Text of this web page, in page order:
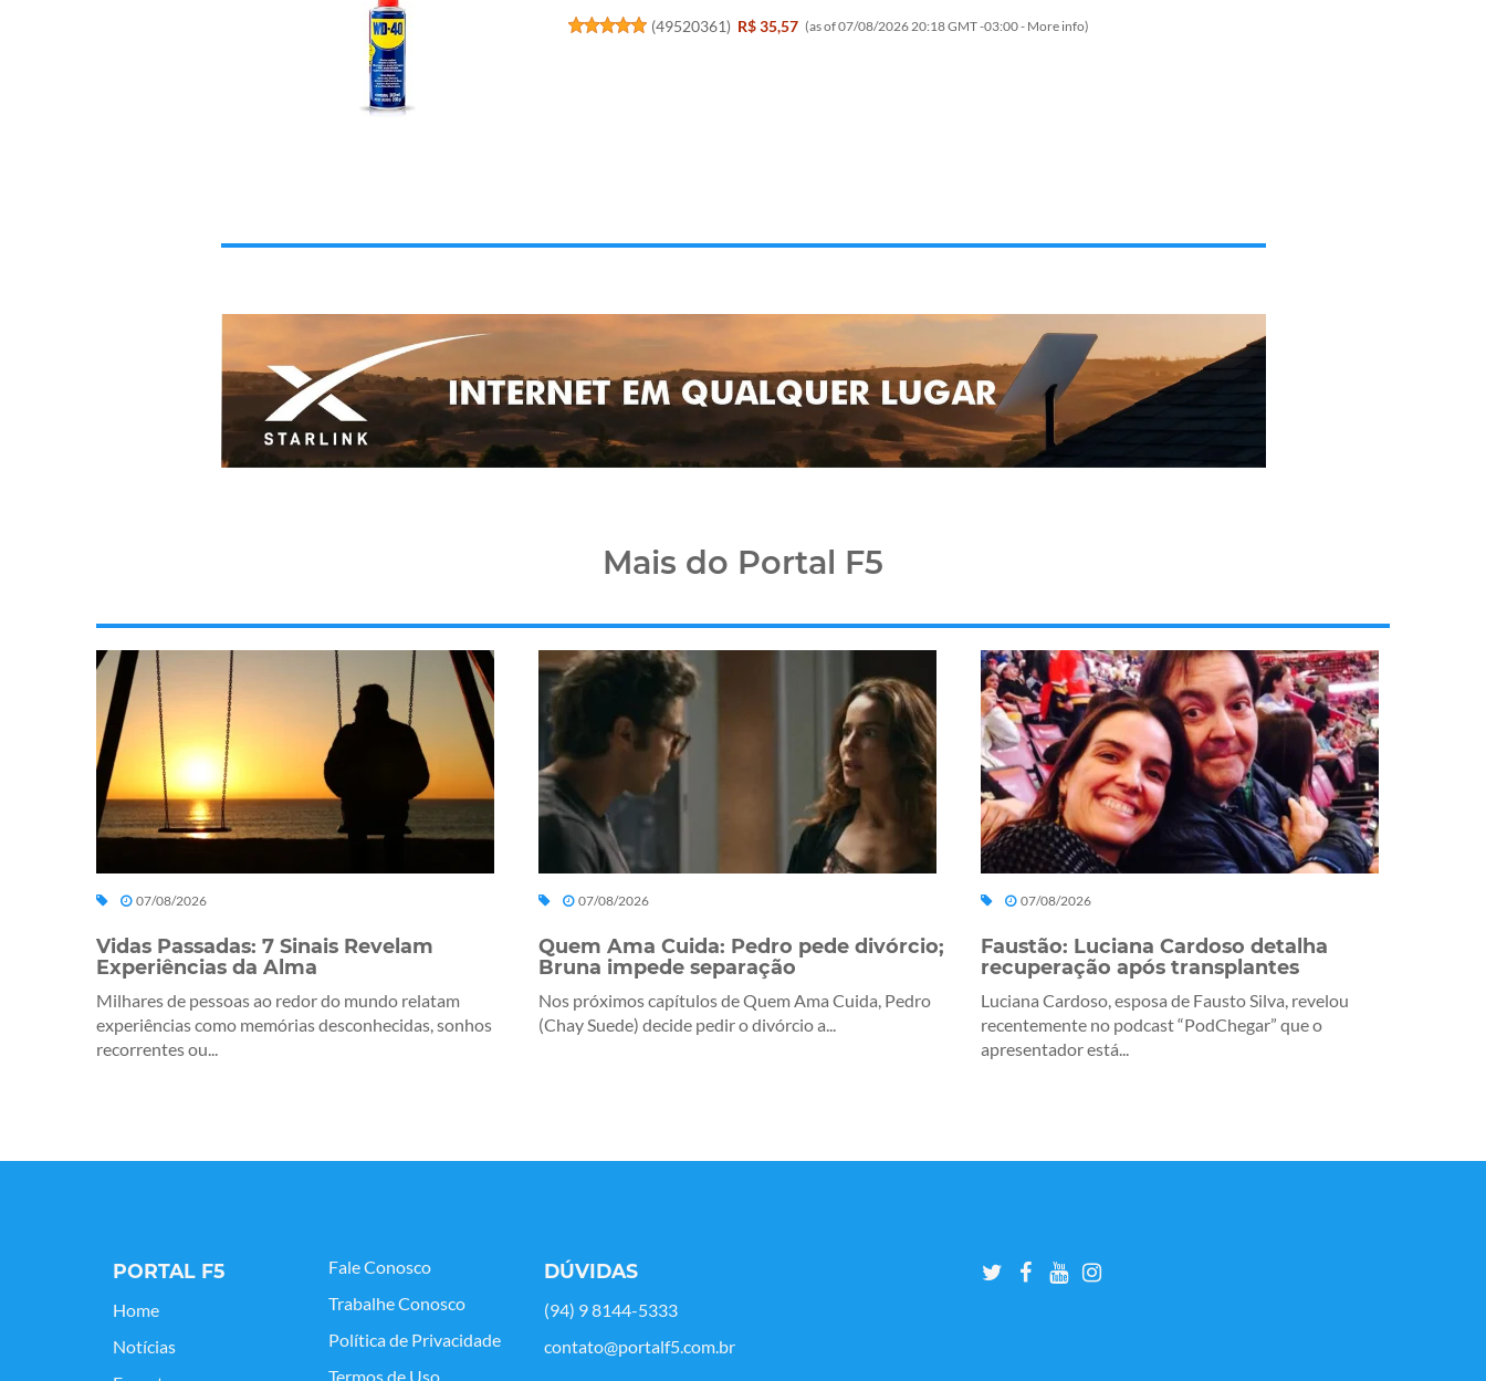
(49520361) R$ 35,57 (as of 07/08/2026 20:18 GMT -03:00 - More info)
Mais do Portal F5
07/08/2026
Vidas Passadas: 7 Sinais Revelam
Experiências da Alma
Milhares de pessoas ao redor do mundo relatam
experiências como memórias desconhecidas, sonhos
recorrentes ou...
07/08/2026
Quem Ama Cuida: Pedro pede divórcio;
Bruna impede separação
Nos próximos capítulos de Quem Ama Cuida, Pedro
(Chay Suede) decide pedir o divórcio a...
07/08/2026
Faustão: Luciana Cardoso detalha
recuperação após transplantes
Luciana Cardoso, esposa de Fausto Silva, revelou
recentemente no podcast “PodChegar” que o
apresentador está...
PORTAL F5
Home
Notícias
Fale Conosco
Trabalhe Conosco
Política de Privacidade
DÚVIDAS
(94) 9 8144-5333
contato@portalf5.com.br